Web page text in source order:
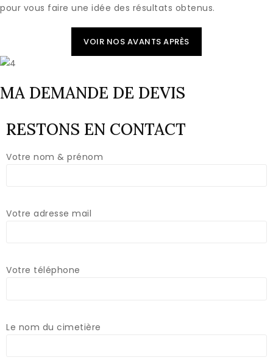
pour vous faire une idée des résultats obtenus.
VOIR NOS AVANTS APRÈS
MA DEMANDE DE DEVIS
RESTONS EN CONTACT
Votre nom & prénom
Votre adresse mail
Votre téléphone
Le nom du cimetière